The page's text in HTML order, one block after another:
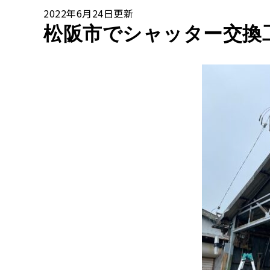
2022年6月24日更新
松阪市でシャッター交換